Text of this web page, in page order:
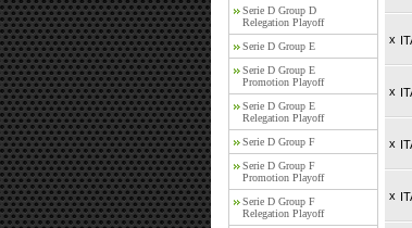
Serie D Group D
Relegation Playoff
Serie D Group E
Serie D Group E
Promotion Playoff
Serie D Group E
Relegation Playoff
Serie D Group F
Serie D Group F
Promotion Playoff
Serie D Group F
Relegation Playoff
x
x
x
x